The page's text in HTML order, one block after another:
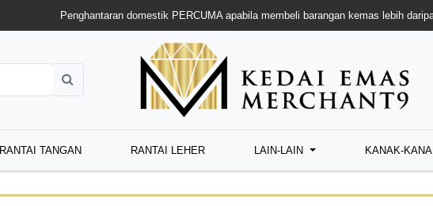
Penghantaran domestik PERCUMA apabila membeli barangan kemas lebih
RANTAI TANGAN RANTAI LEHER LAIN-LAIN KANAK-